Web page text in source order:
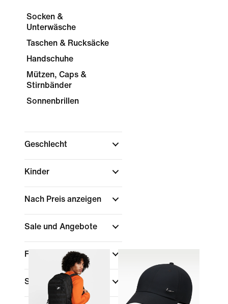
Socken &
Unterwäsche
Taschen & Rucksäcke
Handschuhe
Mützen, Caps &
Stirnbänder
Sonnenbrillen
Geschlecht
Kinder
Nach Preis anzeigen
Sale und Angebote
Farbe
Sport